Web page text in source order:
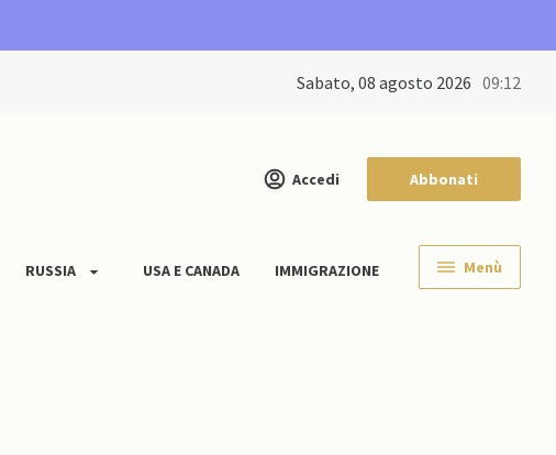
sabato, 08 agosto 2026 09:12
Accedi Abbonati
RUSSIA USA E CANADA IMMIGRAZIONE Menù